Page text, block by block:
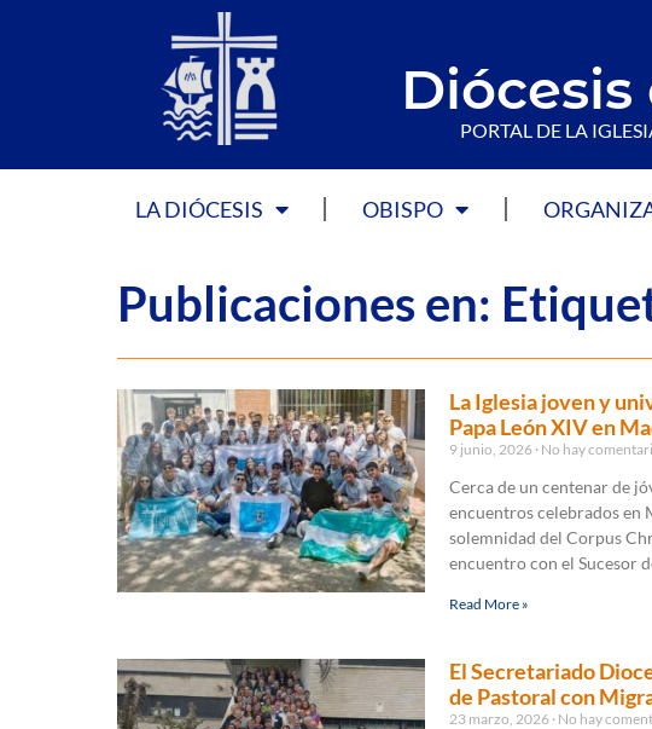
PORTAL DE LA
LA DIÓCESIS OBISPO
Publicaciones en:
La Iglesia joven y
Papa León XIV en
9 junio, 2026 No hay
Cerca de un centenar de
encuentros celebrados en
solemnidad del Corpus
encuentro con el Sucesor
Read More »
El Secretariado
de Pastoral con
23 marzo, 2026 No hay